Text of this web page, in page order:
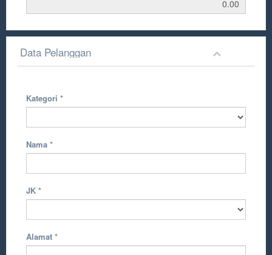
Data Pelanggan
Kategori *
Nama *
JK *
Alamat *